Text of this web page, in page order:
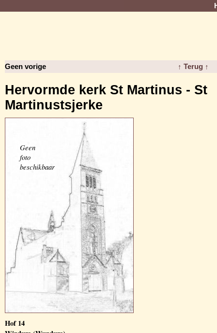
Geen vorige ↑ Terug ↑
Hervormde kerk St Martinus - St
Martinustsjerke
Geen
foto
beschikbaar
Hof 14